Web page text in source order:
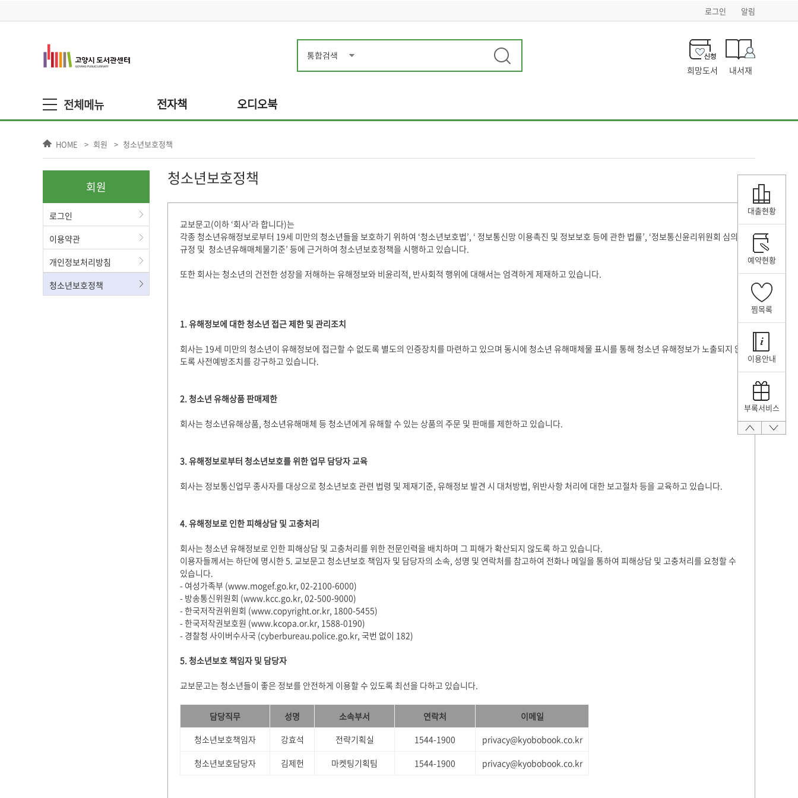
로그인 알림
희망도서 내서재
전자책 오디오북
HOME 회원 청소년보호정책
회원
로그인
이용약관
개인정보처리방침
청소년보호정책
청소년보호정책
교보문고(이하 ‘회사’라 합니다)는
각종 청소년유해정보로부터 19세 미만의 청소년들을 보호하기 위하여 ‘청소년보호법’, ‘ 정보통신망 이용촉진 및 정보보호 등에 관한 법률’, ‘정보통신윤리위원회 심의
규정 및 청소년유해매체물기준’ 등에 근거하여 청소년보호정책을 시행하고 있습니다.
또한 회사는 청소년의 건전한 성장을 저해하는 유해정보와 비윤리적, 반사회적 행위에 대해서는 엄격하게 제재하고 있습니다.
1. 유해정보에 대한 청소년 접근 제한 및 관리조치
회사는 19세 미만의 청소년이 유해정보에 접근할 수 없도록 별도의 인증장치를 마련하고 있으며 동시에 청소년 유해매체물 표시를 통해 청소년 유해정보가 노출되지 않
도록 사전예방조치를 강구하고 있습니다.
2. 청소년 유해상품 판매제한
회사는 청소년유해상품, 청소년유해매체 등 청소년에게 유해할 수 있는 상품의 주문 및 판매를 제한하고 있습니다.
3. 유해정보로부터 청소년보호를 위한 업무 담당자 교육
회사는 정보통신업무 종사자를 대상으로 청소년보호 관련 법령 및 제재기준, 유해정보 발견 시 대처방법, 위반사항 처리에 대한 보고절차 등을 교육하고 있습니다.
4. 유해정보로 인한 피해상담 및 고충처리
회사는 청소년 유해정보로 인한 피해상담 및 고충처리를 위한 전문인력을 배치하며 그 피해가 확산되지 않도록 하고 있습니다.
이용자들께서는 하단에 명시한 5. 교보문고 청소년보호 책임자 및 담당자의 소속, 성명 및 연락처를 참고하여 전화나 메일을 통하여 피해상담 및 고충처리를 요청할 수
있습니다.
- 여성가족부 (www.mogef.go.kr, 02-2100-6000)
- 방송통신위원회 (www.kcc.go.kr, 02-500-9000)
- 한국저작권위원회 (www.copyright.or.kr, 1800-5455)
- 한국저작권보호원 (www.kcopa.or.kr, 1588-0190)
- 경찰청 사이버수사국 (cyberbureau.police.go.kr, 국번 없이 182)
5. 청소년보호 책임자 및 담당자
교보문고는 청소년들이 좋은 정보를 안전하게 이용할 수 있도록 최선을 다하고 있습니다.
담당직무 성명 소속부서 연락처
이메일
청소년보호책임자
강효석 전략기획실 1544-1900
privacy@kyobobook.co.kr
청소년보호담당자
김제헌 마켓팅기획팀 1544-1900 privacy@kyobobook.co.kr
대출현황
예약현황
찜목록
이용안내
부록서비스